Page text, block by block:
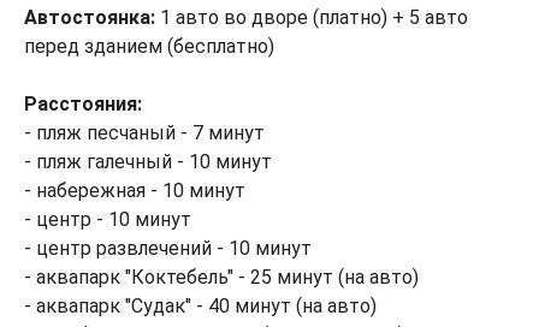
Автостоянка: 1 авто во дворе (платно) + 5 авто
перед зданием (бесплатно)
Расстояния:
- пляж песчаный - 7 минут
- пляж галечный - 10 минут
- набережная - 10 минут
- центр - 10 минут
- центр развлечений - 10 минут
- аквапарк "Коктебель" - 25 минут (на авто)
- аквапарк "Судак" - 40 минут (на авто)